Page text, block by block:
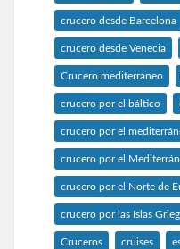
crucero desde Barcelona
crucero desde Venecia
Crucero mediterráneo
crucero por el báltico
crucero por el
crucero por el
crucero por el Norte de
crucero por las Islas
Cruceros cruises